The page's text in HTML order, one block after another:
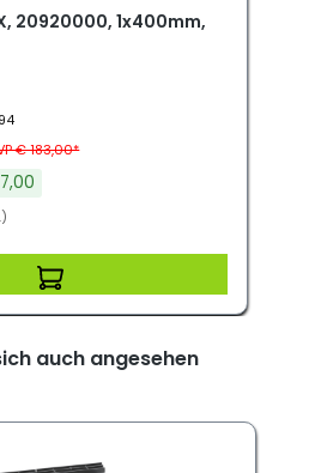
20920000, 1x400mm,
€ 183,00*
auch angesehen